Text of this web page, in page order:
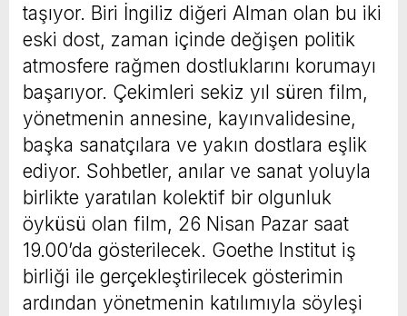
taşıyor. Biri İngiliz diğeri Alman olan bu iki
eski dost, zaman içinde değişen politik
atmosfere rağmen dostluklarını korumayı
başarıyor. Çekimleri sekiz yıl süren film,
yönetmenin annesine, kayınvalidesine,
başka sanatçılara ve yakın dostlara eşlik
ediyor. Sohbetler, anılar ve sanat yoluyla
birlikte yaratılan kolektif bir olgunluk
öyküsü olan film, 26 Nisan Pazar saat
19.00’da gösterilecek. Goethe Institut iş
birliği ile gerçekleştirilecek gösterimin
ardından yönetmenin katılımıyla söyleşi